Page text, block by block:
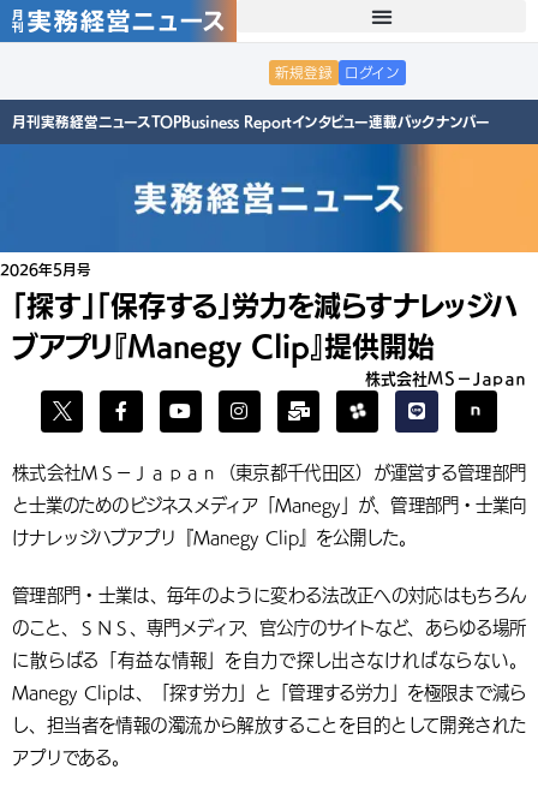
新規登録 ログイン
月刊実務経営ニュースTOPBusiness Reportインタビュー連載バックナンバー
2026年5月号
「探す」「保存する」労力を減らすナレッジハ
ブアプリ『Manegy Clip』提供開始
株式会社ＭＳ－Ｊａｐａｎ
株式会社ＭＳ－Ｊａｐａｎ（東京都千代田区）が運営する管理部門
と士業のためのビジネスメディア「Manegy」が、管理部門・士業向
けナレッジハブアプリ『Manegy Clip』を公開した。
管理部門・士業は、毎年のように変わる法改正への対応はもちろん
のこと、ＳＮＳ、専門メディア、官公庁のサイトなど、あらゆる場所
に散らばる「有益な情報」を自力で探し出さなければならない。
Manegy Clipは、「探す労力」と「管理する労力」を極限まで減ら
し、担当者を情報の濁流から解放することを目的として開発された
アプリである。